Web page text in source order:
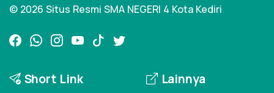
© 2026 Situs Resmi SMA NEGERI 4 Kota Kediri
Short Link Lainnya